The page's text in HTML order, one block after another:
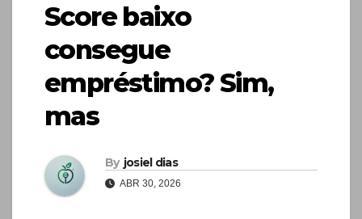
Score baixo
consegue
empréstimo? Sim,
mas
By josiel dias
ABR 30, 2026